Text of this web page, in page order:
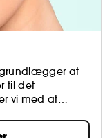
grundlægger at
til det
vi med at
af
gør mere,